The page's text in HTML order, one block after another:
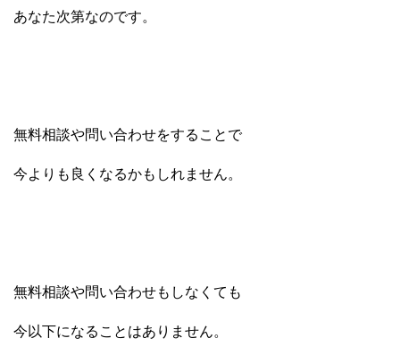
あなた次第なのです。
無料相談や問い合わせをすることで
今よりも良くなるかもしれません。
無料相談や問い合わせもしなくても
今以下になることはありません。